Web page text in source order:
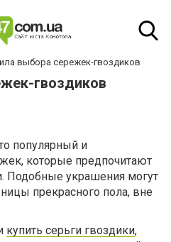
выбора сережек-гвоздиков
гвоздиков
популярный и
которые предпочитают
Подобные украшения могут
прекрасного пола, вне
купить серьги гвоздики,